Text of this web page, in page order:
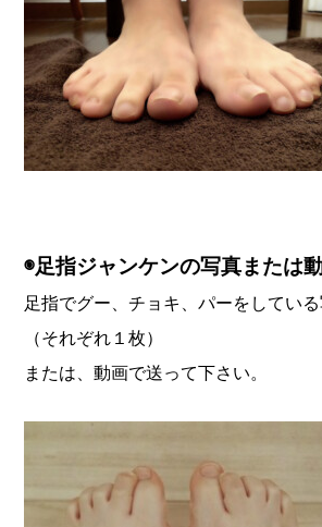
◉足指ジャンケンの写真または
足指でグー、チョキ、パーをしてい
（それぞれ１枚）
または、動画で送って下さい。